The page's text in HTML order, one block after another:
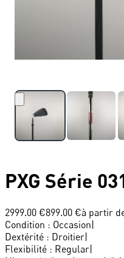
PXG Série
2999.00 €899.00 €à partir
Condition : Occasion|
Dextérité : Droitier|
Flexibilité : Regular|